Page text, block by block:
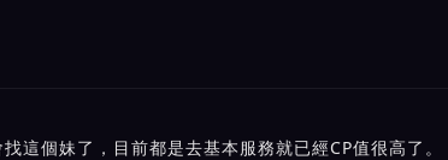
這個妹了，目前都是去基本服務就已經CP值很高了。